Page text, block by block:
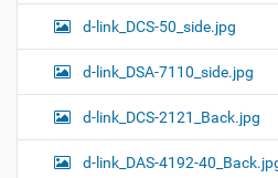
d-link_DCS-50_side.jpg
d-link_DSA-7110_side.jpg
d-link_DCS-2121_Back.jpg
d-link_DAS-4192-